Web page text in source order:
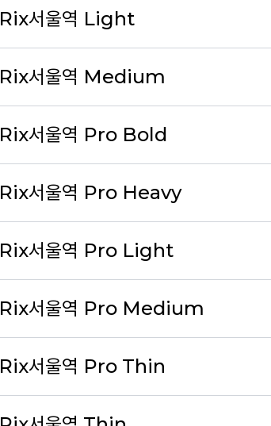
Rix서울역 Light
Rix서울역 Medium
Rix서울역 Pro Bold
Rix서울역 Pro Heavy
Rix서울역 Pro Light
Rix서울역 Pro Medium
Rix서울역 Pro Thin